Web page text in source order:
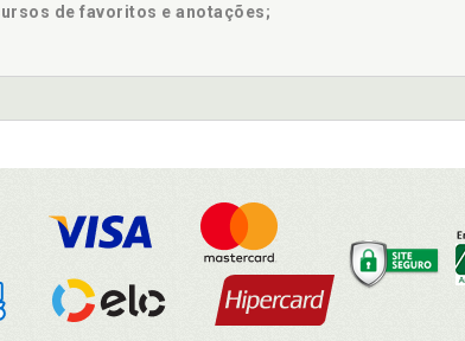
de favoritos e anotações;